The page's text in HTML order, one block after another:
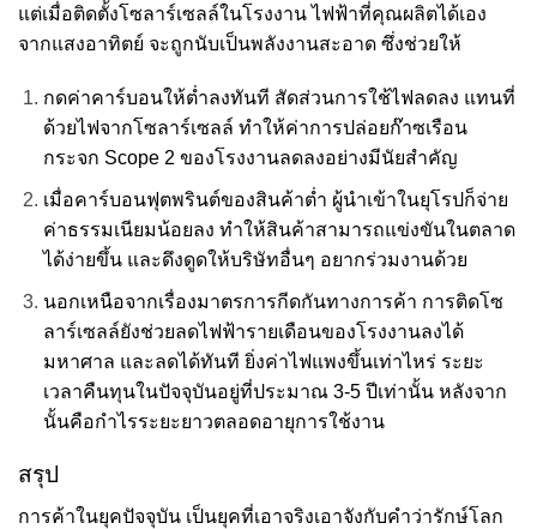
แต่เมื่อติดตั้งโซลาร์เซลล์ในโรงงาน ไฟฟ้าที่คุณผลิตได้เอง
จากแสงอาทิตย์ จะถูกนับเป็นพลังงานสะอาด ซึ่งช่วยให้
กดค่าคาร์บอนให้ต่ำลงทันที สัดส่วนการใช้ไฟลดลง แทนที่
ด้วยไฟจากโซลาร์เซลล์ ทำให้ค่าการปล่อยก๊าซเรือน
กระจก Scope 2 ของโรงงานลดลงอย่างมีนัยสำคัญ
เมื่อคาร์บอนฟุตพรินต์ของสินค้าต่ำ ผู้นำเข้าในยุโรปก็จ่าย
ค่าธรรมเนียมน้อยลง ทำให้สินค้าสามารถแข่งขันในตลาด
ได้ง่ายขึ้น และดึงดูดให้บริษัทอื่นๆ อยากร่วมงานด้วย
นอกเหนือจากเรื่องมาตรการกีดกันทางการค้า การติดโซ
ลาร์เซลล์ยังช่วยลดไฟฟ้ารายเดือนของโรงงานลงได้
มหาศาล และลดได้ทันที ยิ่งค่าไฟแพงขึ้นเท่าไหร่ ระยะ
เวลาคืนทุนในปัจจุบันอยู่ที่ประมาณ 3-5 ปีเท่านั้น หลังจาก
นั้นคือกำไรระยะยาวตลอดอายุการใช้งาน
สรุป
การค้าในยุคปัจจุบัน เป็นยุคที่เอาจริงเอาจังกับคำว่ารักษ์โลก